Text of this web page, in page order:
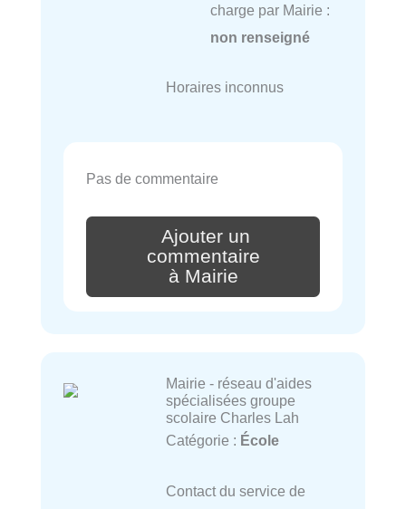
charge par Mairie :
non renseigné
Horaires inconnus
Pas de commentaire
Ajouter un
commentaire
à Mairie
Mairie - réseau d'aides
spécialisées groupe
scolaire Charles Lah
Catégorie : École
Contact du service de